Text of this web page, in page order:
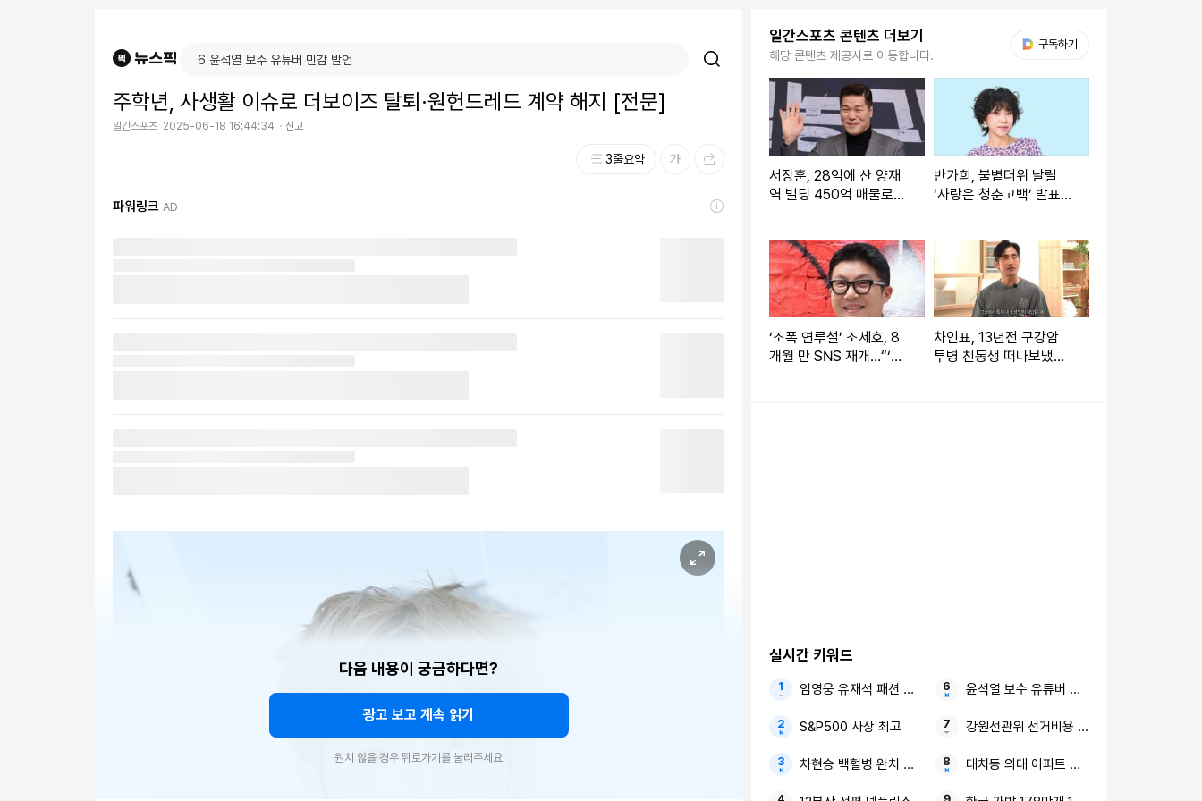
주학년, 사생활 이슈로 더보이즈 탈퇴·원헌드레드 계약 해지 [전문]
일간스포츠 2025-06-18 16:44:34 신고
3줄요약
파워링크 AD
다음 내용이 궁금하다면?
광고 보고 계속 읽기
원치 않을 경우 뒤로가기를 눌러주세요
일간스포츠 콘텐츠 더보기
해당 콘텐츠 제공사로 이동합니다.
구독하기
서장훈, 28억에 산 양재
역 빌딩 450억 매물로…
반가희, 불볕더위 날릴
‘사랑은 청춘고백’ 발표...
‘조폭 연루설’ 조세호, 8
개월 만 SNS 재개…“‘도
차인표, 13년전 구강암
투병 친동생 떠나보냈
실시간 키워드
임영웅 유재석 패션 화보
S&P500 사상 최고
차현승 백혈병 완치 선미
윤석열 보수 유튜버 민감 발언
강원선관위 선거비용 제한액 군의원 후보
대치동 의대 아파트 전망